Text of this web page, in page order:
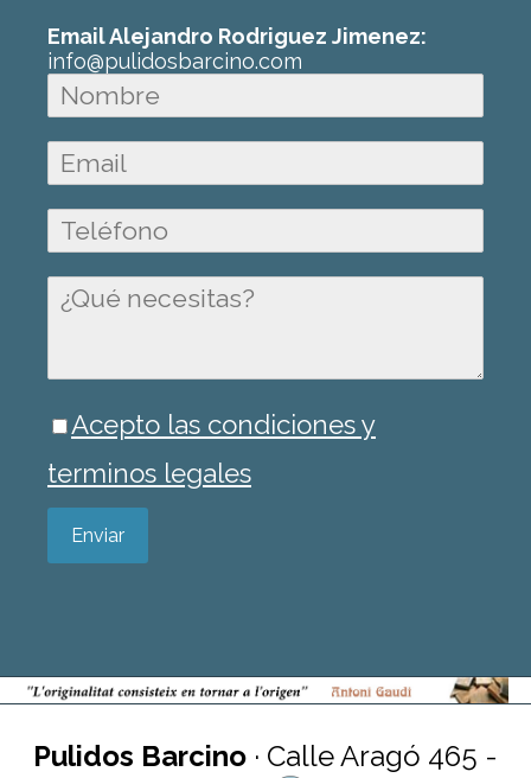
Email Alejandro Rodriguez Jimenez:
info@pulidosbarcino.com
Acepto las condiciones y
terminos legales
Enviar
Pulidos Barcino · Calle Aragó 465 -